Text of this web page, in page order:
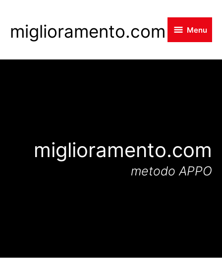
to
content
miglioramento.com Menu
miglioramento.com
metodo APPO